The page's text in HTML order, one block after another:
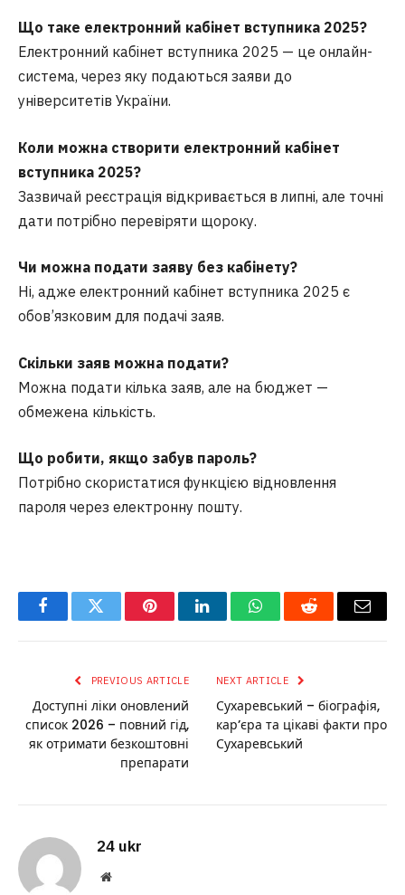
Що таке електронний кабінет вступника 2025?
Електронний кабінет вступника 2025 — це онлайн-
система, через яку подаються заяви до
університетів України.
Коли можна створити електронний кабінет
вступника 2025?
Зазвичай реєстрація відкривається в липні, але точні
дати потрібно перевіряти щороку.
Чи можна подати заяву без кабінету?
Ні, адже електронний кабінет вступника 2025 є
обов’язковим для подачі заяв.
Скільки заяв можна подати?
Можна подати кілька заяв, але на бюджет —
обмежена кількість.
Що робити, якщо забув пароль?
Потрібно скористатися функцією відновлення
пароля через електронну пошту.
FacebookTwitter PinterestLinkedInWhatsAppReddit Email
PREVIOUS ARTICLE
Доступні ліки оновлений
список 2026 – повний гід,
як отримати безкоштовні
препарати
NEXT ARTICLE
Сухаревський – біографія,
кар’єра та цікаві факти про
Сухаревський
24 ukr
Website